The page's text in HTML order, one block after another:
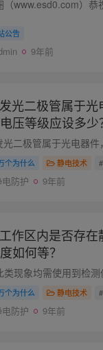
公告
9年前
光二极管属于
压等级应设多少
个为什么 静电技术
电防护 9年前
作区内是否存
如何等？
个为什么 静电技术
电防护 9年前